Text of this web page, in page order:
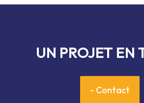
UN PROJET EN
- Contact